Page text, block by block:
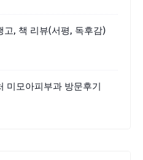
고, 책 리뷰(서평, 독후감)
미모아피부과 방문후기